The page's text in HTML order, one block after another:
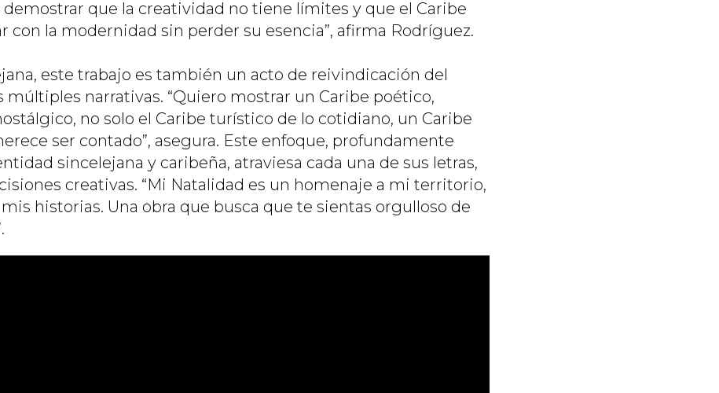
demostrar que la creatividad no tiene límites y que el Caribe
con la modernidad sin perder su esencia”, afirma Rodríguez.
este trabajo es también un acto de reivindicación del
narrativas. “Quiero mostrar un Caribe poético,
no solo el Caribe turístico de lo cotidiano, un Caribe
ser contado”, asegura. Este enfoque, profundamente
sincelejana y caribeña, atraviesa cada una de sus letras,
creativas. “Mi Natalidad es un homenaje a mi territorio,
historias. Una obra que busca que te sientas orgulloso de